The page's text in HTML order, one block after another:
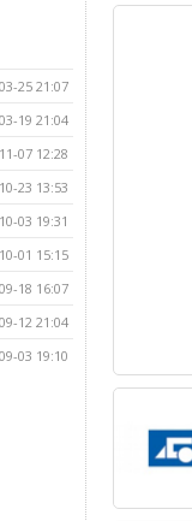
25 21:07
19 21:04
07 12:28
23 13:53
03 19:31
01 15:15
18 16:07
12 21:04
03 19:10